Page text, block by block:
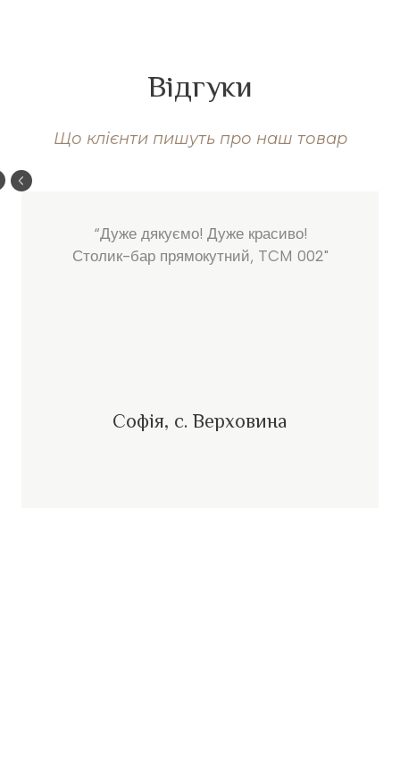
Відгуки
Що клієнти пишуть про наш товар
“Дуже дякуємо! Дуже красиво!
Столик-бар прямокутний, TCM 002"
Софія, с. Верховина